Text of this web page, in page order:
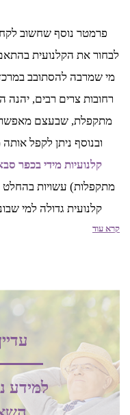
פרמטר נוסף שחשוב
לבחור את הקלנועית
מי שמרבה להסתובב
רחובות צרים רבים, יהנה
מתקפלת, שבעצם
ובנוסף ניתן לקפל
קלנועיות מידי בכפר
מתקפלות) עשויות
קלנועית גדולה למי
במרכזים מסחריים
אחסון
גם אחסון הקלנועית הוא
בכפר סבא לרוב משמשות
לרוב מדובר בבתים
ובאזורים עירוניים, שם
קרא עוד
למידע